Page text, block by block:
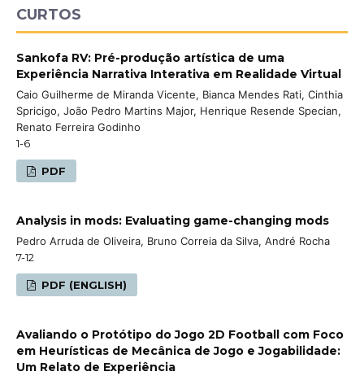
CURTOS
Sankofa RV: Pré-produção artística de uma
Experiência Narrativa Interativa em Realidade Virtual
Caio Guilherme de Miranda Vicente, Bianca Mendes Rati, Cinthia
Spricigo, João Pedro Martins Major, Henrique Resende Specian,
Renato Ferreira Godinho
1-6
PDF
Analysis in mods: Evaluating game-changing mods
Pedro Arruda de Oliveira, Bruno Correia da Silva, André Rocha
7-12
PDF (ENGLISH)
Avaliando o Protótipo do Jogo 2D Football com Foco
em Heurísticas de Mecânica de Jogo e Jogabilidade:
Um Relato de Experiência